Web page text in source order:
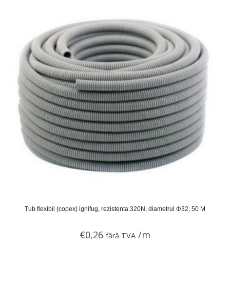
Tub flexibil (copex) ignifug, rezistenta 320N, diametrul Φ32, 50 M
€0,26 fără TVA /m